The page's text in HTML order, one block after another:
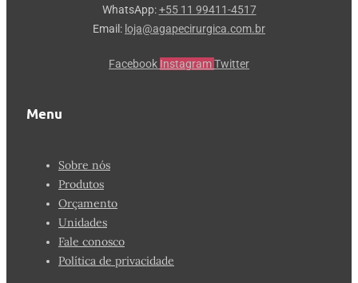
WhatsApp:+55 11 99411-4517
Email: loja@agapecirurgica.com.br
Facebook InstagramTwitter
Menu
Sobre nós
Produtos
Orçamento
Unidades
Fale conosco
Política de privacidade